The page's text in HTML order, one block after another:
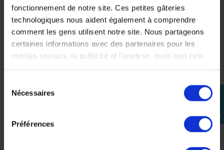
fonctionnement de notre site. Ces petites gâteries
technologiques nous aident également à comprendre
comment les gens utilisent notre site. Nous partageons
certaines informations avec des partenaires pour les
médias sociaux, la publicité et l'analyse, mais tout cela
dans le but de rendre votre visite géniale !
Nécessaires
Préférences
perm_identity
connecter
Selle Basse Noire pour
Support de plaque
d'immatriculation court
1390 SUPER DUKE-
R/EVO/GT